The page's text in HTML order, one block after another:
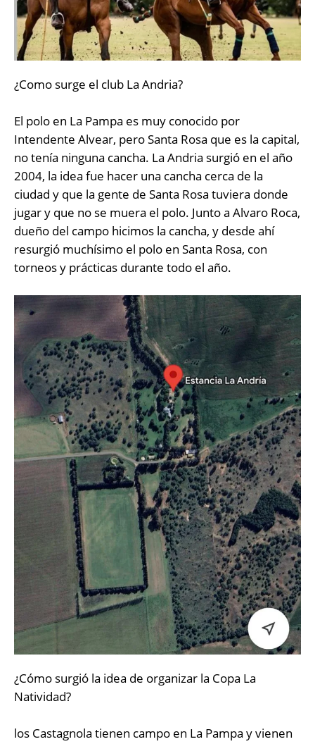
¿Como surge el club La Andria?
El polo en La Pampa es muy conocido por
Intendente Alvear, pero Santa Rosa que es la capital,
no tenía ninguna cancha. La Andria surgió en el año
2004, la idea fue hacer una cancha cerca de la
ciudad y que la gente de Santa Rosa tuviera donde
jugar y que no se muera el polo. Junto a Alvaro Roca,
dueño del campo hicimos la cancha, y desde ahí
resurgió muchísimo el polo en Santa Rosa, con
torneos y prácticas durante todo el año.
¿Cómo surgió la idea de organizar la Copa La
Natividad?
los Castagnola tienen campo en La Pampa y vienen